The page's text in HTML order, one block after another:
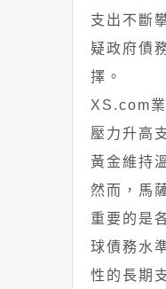
支出不斷
疑政府債
擇。
XS.com
壓力升高
黃金維持
然而，馬
重要的是
球債務水
性的長期